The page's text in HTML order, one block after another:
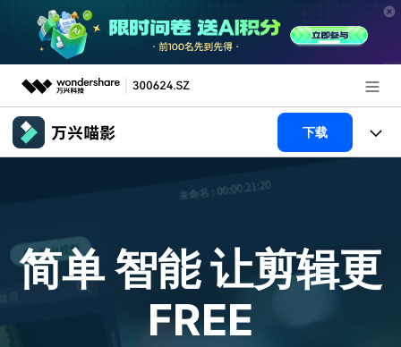
推荐产品
关于万兴
下载
产品功能
视频/照片
解决方案
简单 智能让剪辑更
FREE